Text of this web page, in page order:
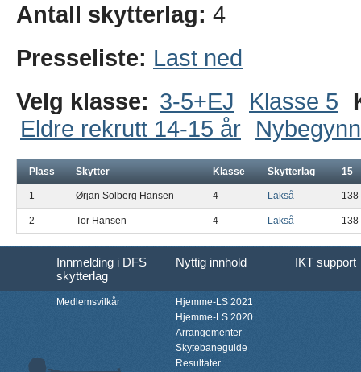
Antall skytterlag: 4
Presseliste: Last ned
Velg klasse: 3-5+EJ Klasse 5
Eldre rekrutt 14-15 år
Plass Skytter Klasse Skytterlag 15
1 Ørjan Solberg Hansen 4 Lakså 138
2 Tor Hansen 4 Lakså 138
Innmelding i DFS
skytterlag
Nyttig innhold IKT support
Medlemsvilkår
Hjemme-LS 2021
Hjemme-LS 2020
Arrangementer
Skytebaneguide
Resultater